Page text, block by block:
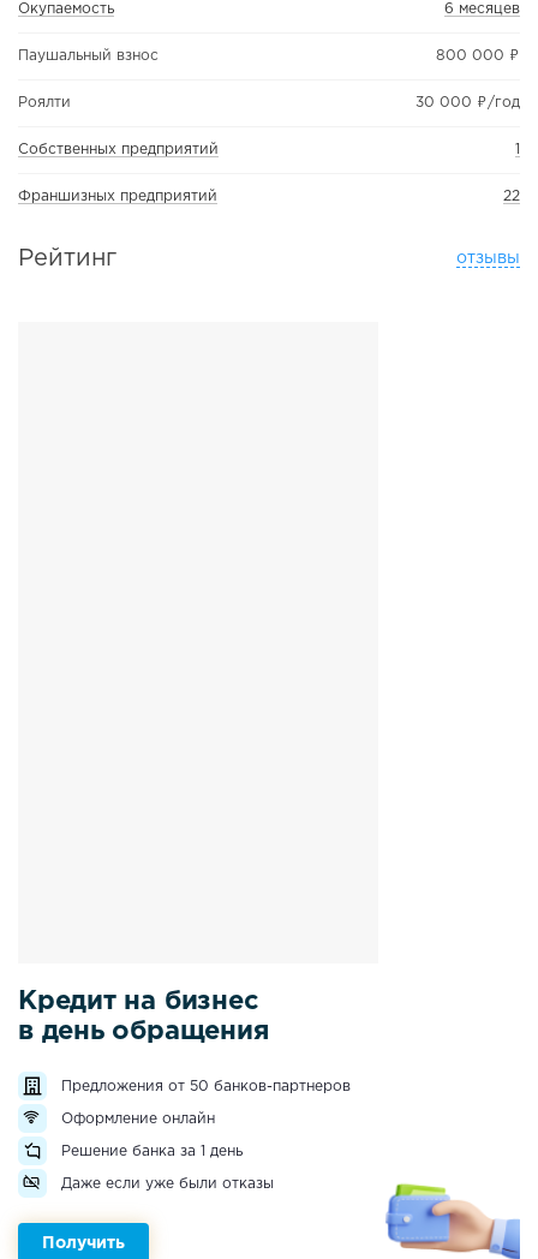
Окупаемость 6 месяцев
Паушальный взнос 800 000 ₽
Роялти 30 000 ₽/год
Собственных предприятий 1
Франшизных предприятий 22
Рейтинг отзывы
Кредит на бизнес
в день обращения
Предложения от 50 банков-партнеров
Оформление онлайн
Решение банка за 1 день
Даже если уже были отказы
Получить